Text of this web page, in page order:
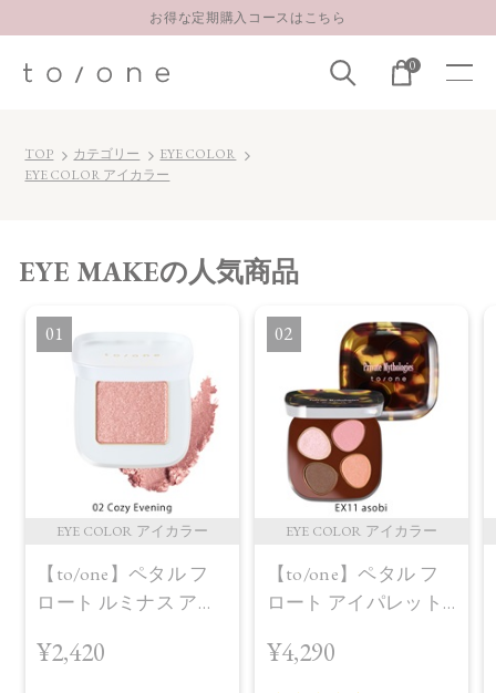
お得な定期購入コースはこちら
【重要】お盆期間中のお問い合わせと商品配送に関しまして
LINE お友達登録 500円OFFクーポンプレゼント
0
TOP カテゴリー
EYE COLOR
EYE COLOR アイカラー
EYE MAKEの人気商品
1
EYE COLOR アイカラー
【to/one】ペタル フ
ロート ルミナス アイ
AW Collection＞02
¥2,420
2
EYE COLOR アイカラー
【to/one】ペタル フ
ロート アイパレット
品＞EX11 asobi
¥4,290